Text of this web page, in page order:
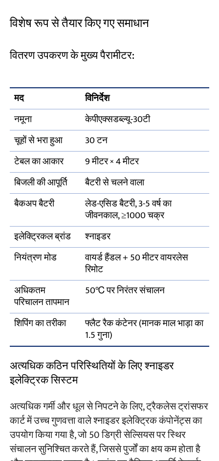
विशेष रूप से तैयार किए गए समाधान
वितरण उपकरण के मुख्य पैरामीटर:
मद
विनिर्देश
नमूना
केपीएक्सडब्ल्यू-30टी
चूहों से भरा हुआ
30 टन
टेबल का आकार
9 मीटर × 4 मीटर
बिजली की आपूर्ति
बैटरी से चलने वाला
बैकअप बैटरी
लेड-एसिड बैटरी, 3-5 वर्ष का
जीवनकाल, ≥1000 चक्र
इलेक्ट्रिकल ब्रांड
श्नाइडर
नियंत्रण मोड
वायर्ड हैंडल + 50 मीटर वायरलेस
रिमोट
अधिकतम
परिचालन तापमान
50℃ पर निरंतर संचालन
शिपिंग का तरीका फ्लैट रैक कंटेनर (मानक माल भाड़ा का
1.5 गुना)
अत्यधिक कठिन परिस्थितियों के लिए श्नाइडर
इलेक्ट्रिक सिस्टम
अत्यधिक गर्मी और धूल से निपटने के लिए, ट्रैकलेस ट्रांसफर
कार्ट में उच्च गुणवत्ता वाले श्नाइडर इलेक्ट्रिक कंपोनेंट्स का
उपयोग किया गया है, जो 50 डिग्री सेल्सियस पर स्थिर
संचालन सुनिश्चित करते हैं, जिससे पुर्जों का क्षय कम होता है